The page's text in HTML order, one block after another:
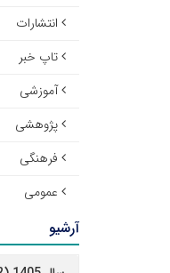
انتشارات
تاپ خبر
آموزشی
پژوهشی
فرهنگی
عمومی
آرشیو